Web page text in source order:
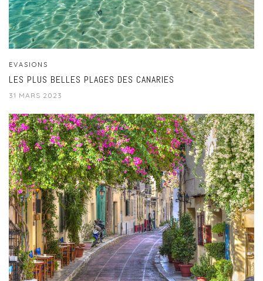
EVASIONS
LES PLUS BELLES PLAGES DES CANARIES
31 MARS 2023